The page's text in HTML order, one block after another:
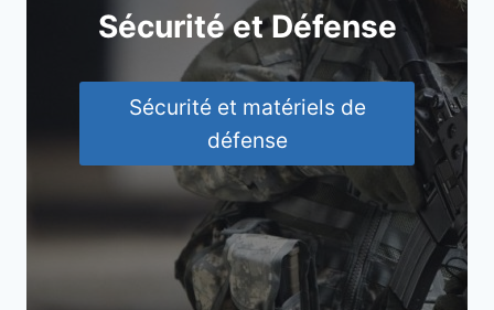
Sécurité et Défense
Sécurité et matériels de
défense